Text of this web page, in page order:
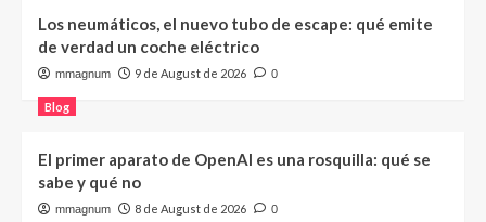
Los neumáticos, el nuevo tubo de escape: qué emite
de verdad un coche eléctrico
mmagnum 9 de August de 2026 0
Blog
El primer aparato de OpenAI es una rosquilla: qué se
sabe y qué no
mmagnum 8 de August de 2026 0